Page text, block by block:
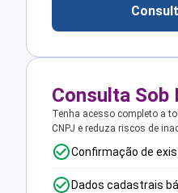
Consulta Sob
Tenha acesso completo a
CNPJ e reduza riscos de
Confirmação de
Dados cadastrais